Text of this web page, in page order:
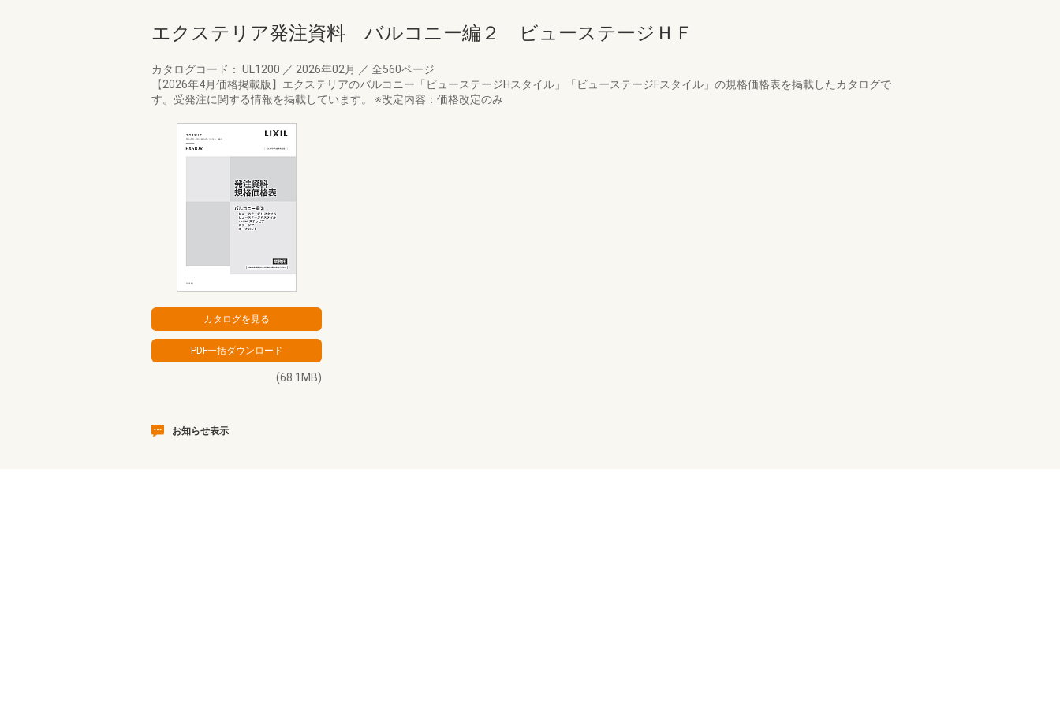
エクステリア発注資料 バルコニー編２ ビューステージＨＦ
カタログコード： UL1200 ／ 2026年02月 ／ 全560ページ
【2026年4月価格掲載版】エクステリアのバルコニー「ビューステージHスタイル」「ビューステージFスタイル」の規格価格表を掲載したカタログで
す。受発注に関する情報を掲載しています。 ※改定内容：価格改定のみ
(68.1MB)
お知らせ表示